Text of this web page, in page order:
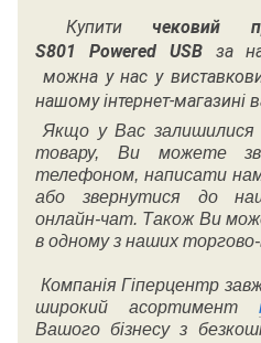
Купити чековий
S801 Powered USB за
можна у нас у
нашому інтернет-магазині
Якщо у Вас залишилися
товару, Ви можете
телефоном, написати
або звернутися до
онлайн-чат. Також Ви
в одному з наших торгово-
Компанія Гіперцентр
широкий асортимент
Вашого бізнесу з